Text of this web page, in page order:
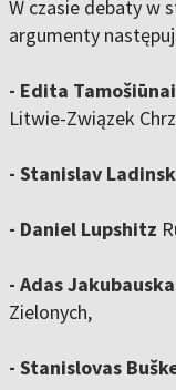
W czasie debaty w
argumenty
- Edita
Litwie-Związek
- Stanislav
- Daniel Lupshitz
- Adas
Zielonych,
- Stanislovas